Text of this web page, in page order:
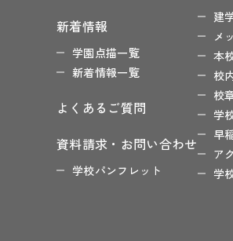
新着情報
学園点描一覧
新着情報一覧
よくあるご質問
資料請求・お問い合わせ
学校パンフレット
建
メ
本
校
校
学
早
ア
学